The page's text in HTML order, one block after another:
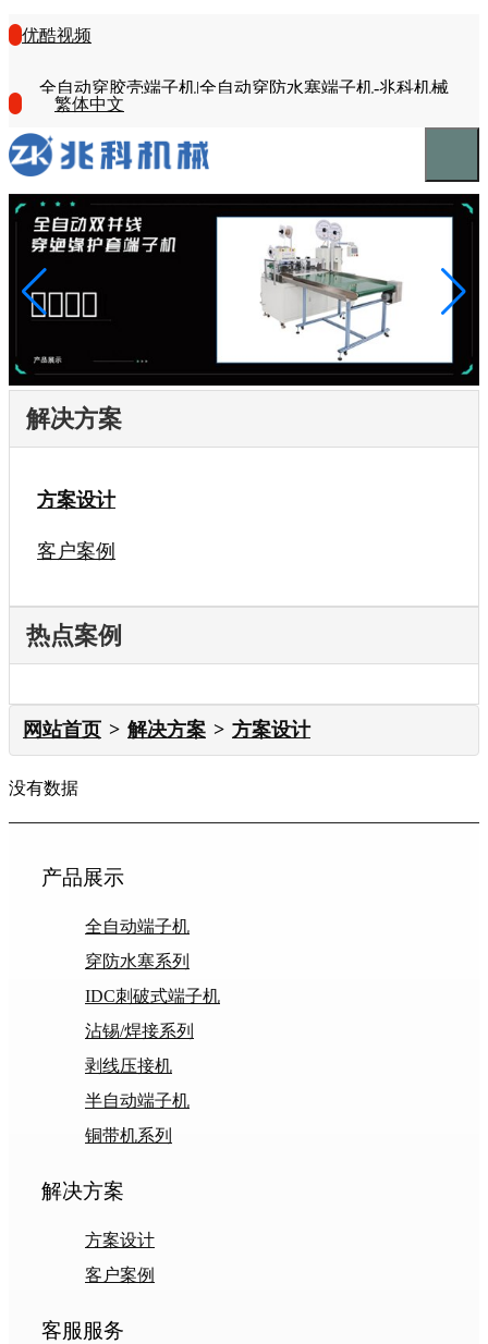
优酷视频
全自动穿胶壳端子机|全自动穿防水塞端子机-兆科机械
繁体中文
解决方案
方案设计
客户案例
热点案例
网站首页 解决方案 方案设计
没有数据
产品展示
全自动端子机
穿防水塞系列
IDC刺破式端子机
沾锡/焊接系列
剥线压接机
半自动端子机
铜带机系列
解决方案
方案设计
客户案例
客服服务